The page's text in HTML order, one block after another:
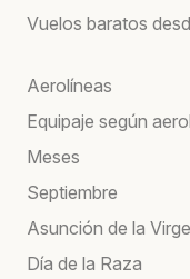
Vuelos baratos
Aerolíneas
Equipaje según
Meses
Septiembre
Asunción de la
Día de la Raza